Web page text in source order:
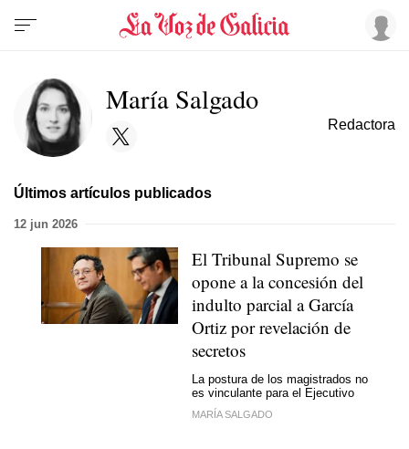
María Salgado
Redactora
Últimos artículos publicados
12 jun 2026
El Tribunal Supremo se
opone a la concesión del
indulto parcial a García
Ortiz por revelación de
secretos
La postura de los magistrados no
es vinculante para el Ejecutivo
MARÍA SALGADO